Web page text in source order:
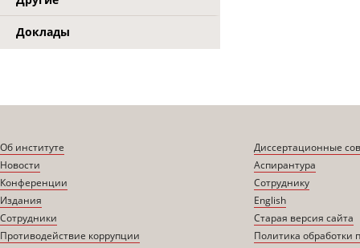
Доклады
Об институте
Новости
Конференции
Издания
Сотрудники
Противодействие коррупции
Диссертационные
Аспирантура
Сотруднику
English
Старая версия сайта
Политика обработки